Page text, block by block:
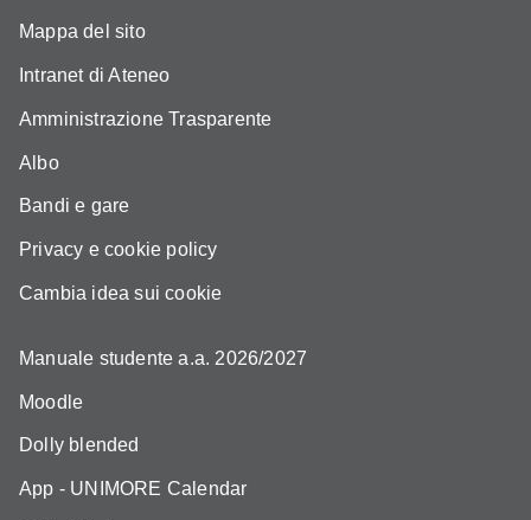
Mappa del sito
Intranet di Ateneo
Amministrazione Trasparente
Albo
Bandi e gare
Privacy e cookie policy
Cambia idea sui cookie
Manuale studente a.a. 2026/2027
Moodle
Dolly blended
App - UNIMORE Calendar